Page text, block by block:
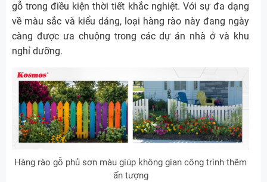
gỗ trong điều kiện thời tiết khắc nghiệt. Với sự đa dạng
về màu sắc và kiểu dáng, loại hàng rào này đang ngày
càng được ưa chuộng trong các dự án nhà ở và khu
nghỉ dưỡng.
Hàng rào gỗ phủ sơn màu giúp không gian công trình thêm
ấn tượng